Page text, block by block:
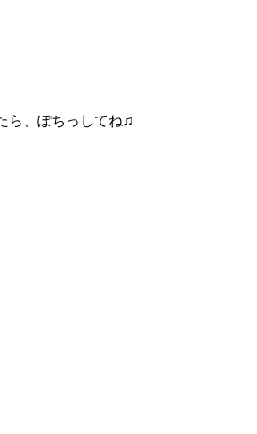
ら、ぽちっしてね♫